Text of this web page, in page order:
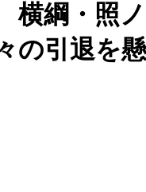
横綱・照
の引退を